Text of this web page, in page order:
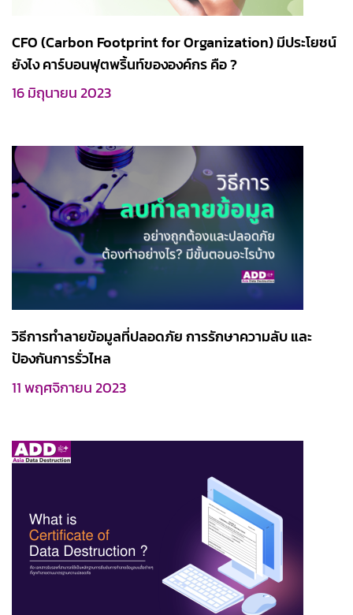
CFO (Carbon Footprint for Organization) มีประโยชน์
ยังไง คาร์บอนฟุตพริ้นท์ขององค์กร คือ ?
16 มิถุนายน 2023
วิธีการทำลายข้อมูลที่ปลอดภัย การรักษาความลับ และ
ป้องกันการรั่วไหล
11 พฤศจิกายน 2023